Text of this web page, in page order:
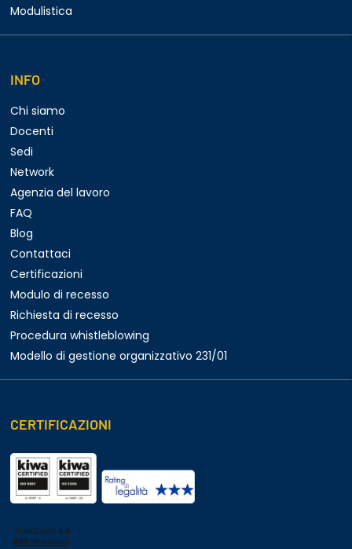
Modulistica
INFO
Chi siamo
Docenti
Sedi
Network
Agenzia del lavoro
FAQ
Blog
Contattaci
Certificazioni
Modulo di recesso
Richiesta di recesso
Procedura whistleblowing
Modello di gestione organizzativo 231/01
CERTIFICAZIONI